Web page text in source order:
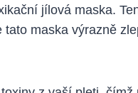
jílová maska.
maska výrazně